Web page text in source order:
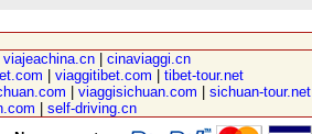
viajeachina.cn| cinaviaggi.cn
viaggitibet.com
tibet-tour.net
viaggisichuan.com
sichuan-tour.net
self-driving.cn